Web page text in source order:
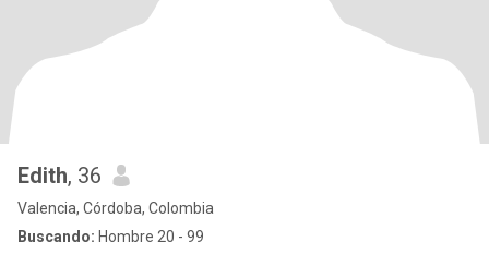
Edith, 36
Valencia, Córdoba, Colombia
Buscando: Hombre 20 - 99